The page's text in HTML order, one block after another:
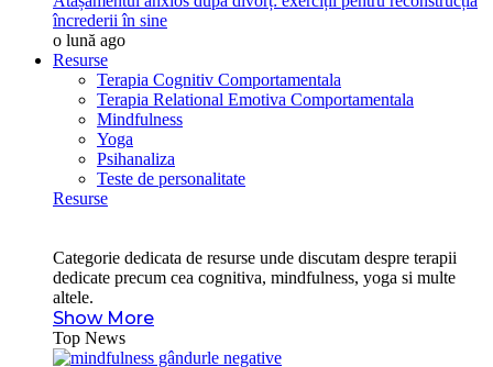
încrederii în sine
o lună ago
Resurse
Terapia Cognitiv Comportamentala
Terapia Relational Emotiva Comportamentala
Mindfulness
Yoga
Psihanaliza
Teste de personalitate
Resurse
Categorie dedicata de resurse unde discutam despre terapii
dedicate precum cea cognitiva, mindfulness, yoga si multe
altele.
Show More
Top News